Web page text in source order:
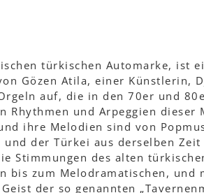
türkischen Automarke, ist
Gözen Atila, einer Künstlerin,
auf, die in den 70er und
Rhythmen und Arpeggien dieser
ihre Melodien sind von
der Türkei aus derselben
Stimmungen des alten
bis zum Melodramatischen, und
der so genannten